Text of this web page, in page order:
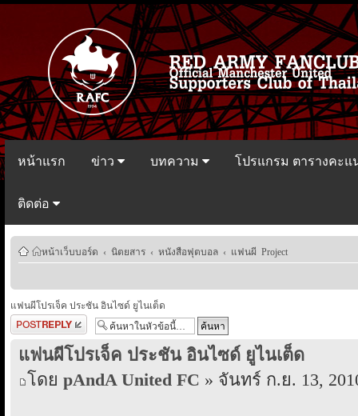
หน้าแรก ข่าว บทความ โปรแกรม ตารางคะ
ติดต่อ
หน้าเว็บบอร์ด ‹ นิตยสาร ‹ หนังสือฟุตบอล ‹ แฟนผี Project
แฟนผีโปรเจ็ค ประชัน อินไซด์ ยูไนเต็ด
ตอบกระทู้
แฟนผีโปรเจ็ค ประชัน อินไซด์ ยูไนเต็ด
โดย pAndA United FC » จันทร์ ก.ย. 13,